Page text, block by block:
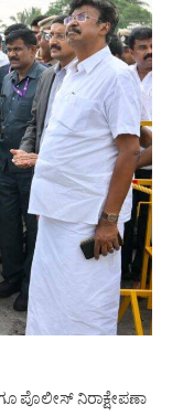
ಪೊಲೀಸ್ ನಿರಾಕ್ಷೇಪಣಾ